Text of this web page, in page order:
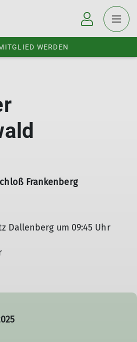
WERDEN
Frankenberg
Dallenberg um 09:45 Uhr